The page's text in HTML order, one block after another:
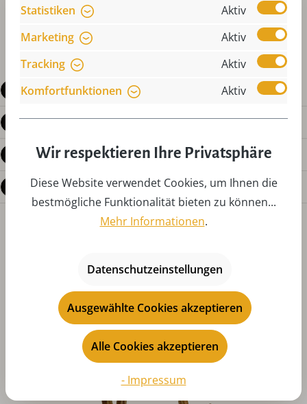
Beschreibung
Produktdetails
Bewertungen
Fragen zum Produkt
Produktgalerie überspringen
Das könnte Ihnen auch gefallen
Statistiken
Aktiv
Marketing
Aktiv
Tracking
Aktiv
Komfortfunktionen
Aktiv
Wir respektieren Ihre Privatsphäre
Diese Website verwendet Cookies, um Ihnen die
bestmögliche Funktionalität bieten zu können...
Mehr Informationen.
Datenschutzeinstellungen
Ausgewählte Cookies akzeptieren
Alle Cookies akzeptieren
- Impressum